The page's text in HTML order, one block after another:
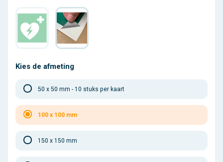
Kies de afmeting
50 x 50 mm - 10 stuks per kaart
100 x 100 mm
150 x 150 mm